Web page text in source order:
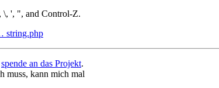
\, ', ", and Control-Z.
string.php
spende an das Projekt.
muss, kann mich mal